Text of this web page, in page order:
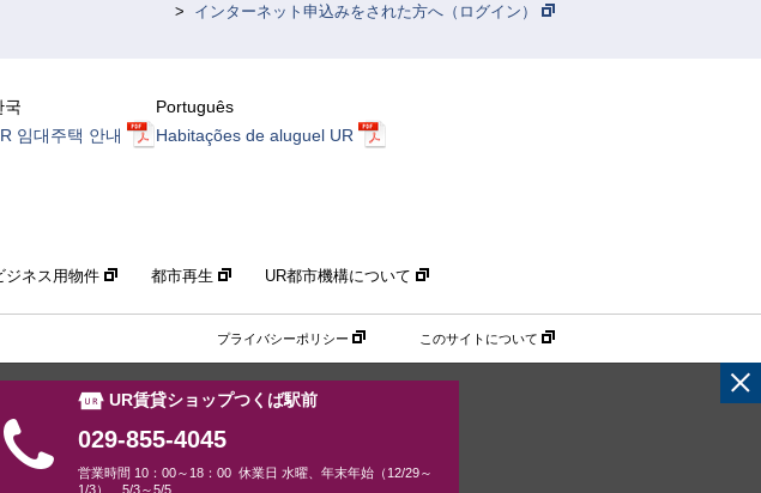
UR賃貸ショップつくば駅前
029-855-4045
営業時間 10：00～18：00 休業日 水曜、年末年始（12/29～
1/3）、5/3～5/5
インターネット申込みをされた方へ（ログイン）
국
임대주택 안내
Português
Habitações de aluguel UR
ジネス用物件 都市再生 UR都市機構について
プライバシーポリシー このサイトについて